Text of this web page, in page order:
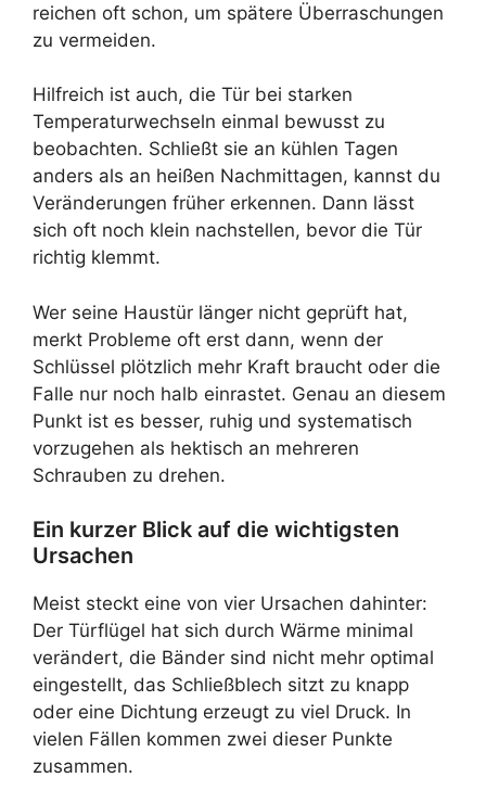
reichen oft schon, um spätere Überraschungen
zu vermeiden.
Hilfreich ist auch, die Tür bei starken
Temperaturwechseln einmal bewusst zu
beobachten. Schließt sie an kühlen Tagen
anders als an heißen Nachmittagen, kannst du
Veränderungen früher erkennen. Dann lässt
sich oft noch klein nachstellen, bevor die Tür
richtig klemmt.
Wer seine Haustür länger nicht geprüft hat,
merkt Probleme oft erst dann, wenn der
Schlüssel plötzlich mehr Kraft braucht oder die
Falle nur noch halb einrastet. Genau an diesem
Punkt ist es besser, ruhig und systematisch
vorzugehen als hektisch an mehreren
Schrauben zu drehen.
Ein kurzer Blick auf die wichtigsten
Ursachen
Meist steckt eine von vier Ursachen dahinter:
Der Türflügel hat sich durch Wärme minimal
verändert, die Bänder sind nicht mehr optimal
eingestellt, das Schließblech sitzt zu knapp
oder eine Dichtung erzeugt zu viel Druck. In
vielen Fällen kommen zwei dieser Punkte
zusammen.